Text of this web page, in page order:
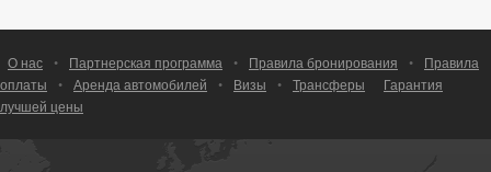
О нас • Партнерская программа • Правила бронирования •
Правила
оплаты
• Аренда автомобилей • Визы • Трансферы
Гарантия
лучшей цены